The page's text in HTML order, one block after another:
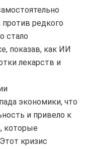
против редкого
стало
показав, как ИИ
лекарств и
экономики, что
и привело к
которые
кризис